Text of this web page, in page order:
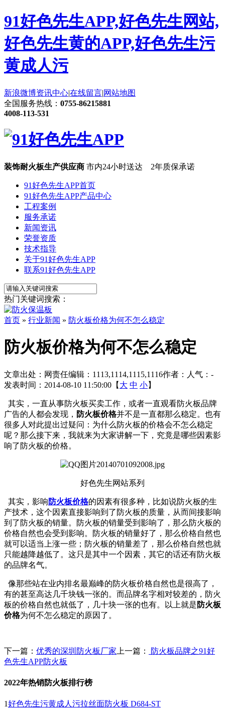
91好色先生APP,好色先生网站,
好色先生黄的APP,好色先生污
黄成人污
新浪微博资讯中心|在线留言|网站地图
全国服务热线： 0755-86215881
4008-113-531
装饰耐火板生产供应商 市内24小时送达 2年质保承诺
91好色先生APP首页
91好色先生APP产品中心
工程案例
服务承诺
新闻资讯
荣誉资质
技术指导
关于91好色先生APP
联系91好色先生APP
热门关键词搜索：
首页 » 行业新闻 » 防火板价格为何不怎么稳定
防火板价格为何不怎么稳定
文章出处： 网责任编辑：1113,1114,1115,1116作者： 人气： -
发表时间：2014-08-10 11:50:00【 大 中 小】
其实，一直从事防火板买卖工作，或者一直观看防火板品牌
广告的人都会发现， 防火板价格并不是一直都那么稳定。也有
很多人对此提出过疑问：为什么防火板的价格会不怎么稳定
呢？那么接下来，我就来为大家讲解一下，究竟是哪些因素影
响了防火板的价格。
好色先生网站系列
其实，影响 防火板价格的因素有很多种，比如说防火板的生
产技术，这个因素直接影响到了防火板的质量，从而间接影响
到了防火板的销量。防火板的销量受到影响了，那么防火板的
价格自然也会受到影响。防火板的销量好了，那么价格自然也
就可以适当上涨一些；防火板的销量差了，那么价格自然也就
只能越降越低了。这只是其中一个因素，其它的话还有防火板
的品牌名气。
像那些站在业内排名最巅峰的防火板价格自然也是很高了，
有的甚至高达几千块钱一张的。而品牌名字相对较差的，防火
板的价格自然也就低了，几十块一张的也有。以上就是 防火板
价格为何不怎么稳定的原因了。
下一篇： 优秀的深圳防火板厂家 上一篇：
防火板品牌之91好
色先生APP防火板
2022年热销防火板排行榜
1好色先生污黄成人污拉丝面防火板 D684-ST